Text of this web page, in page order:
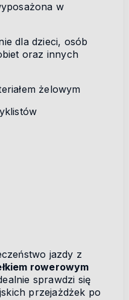
w
dla dzieci, osób
oraz innych
żelowym
jazdy z
rowerowym
sprawdzi się
przejażdżek po